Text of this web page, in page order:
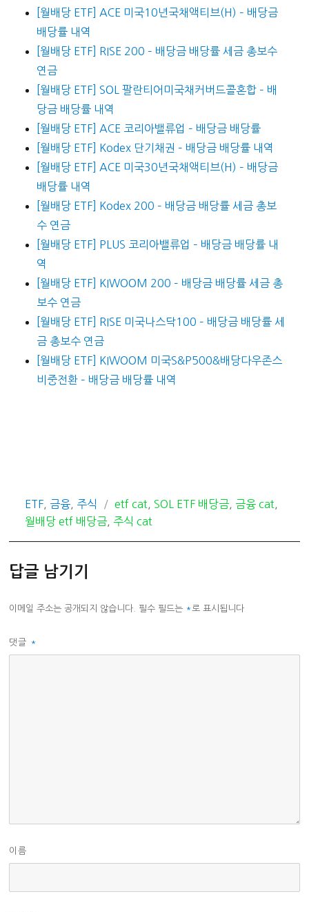
[월배당 ETF] ACE 미국10년국채액티브(H) – 배당금
배당률 내역
[월배당 ETF] RISE 200 – 배당금 배당률 세금 총보수
연금
[월배당 ETF] SOL 팔란티어미국채커버드콜혼합 – 배
당금 배당률 내역
[월배당 ETF] ACE 코리아밸류업 – 배당금 배당률
[월배당 ETF] Kodex 단기채권 – 배당금 배당률 내역
[월배당 ETF] ACE 미국30년국채액티브(H) – 배당금
배당률 내역
[월배당 ETF] Kodex 200 – 배당금 배당률 세금 총보
수 연금
[월배당 ETF] PLUS 코리아밸류업 – 배당금 배당률 내
역
[월배당 ETF] KIWOOM 200 – 배당금 배당률 세금 총
보수 연금
[월배당 ETF] RISE 미국나스닥100 – 배당금 배당률 세
금 총보수 연금
[월배당 ETF] KIWOOM 미국S&P500&배당다우존스
비중전환 – 배당금 배당률 내역
카
테
ETF, 금융, 주식
태
그
etf cat, SOL ETF 배당금, 금융 cat,
월배당 etf 배당금, 주식 cat
답글 남기기
이메일 주소는 공개되지 않습니다. 필수 필드는 *로 표시됩니다
댓글 *
이름